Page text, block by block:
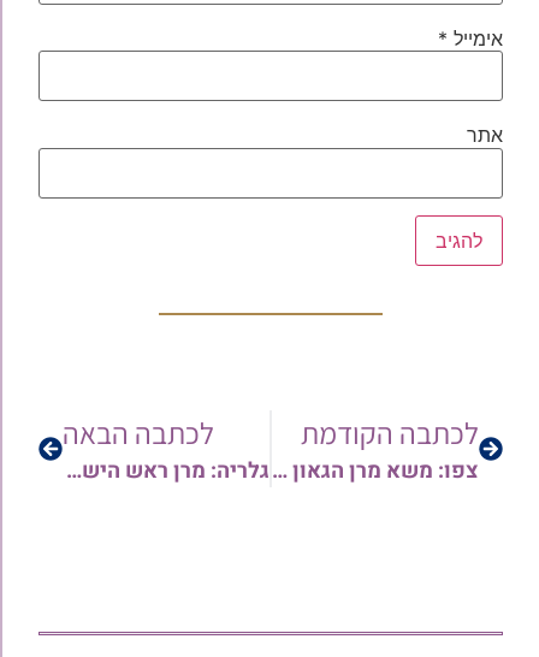
אימייל *
אתר
לכתבה הקודמת
צפו: משא מרן הגאון רבי שלמה קורח זצ"ל בחול המועד פסח – במעמד גדולי ישראל
לכתבה הבאה
גלריה: מרן ראש הישיבה הגאון הצדיק רבי יפת טיירי שליט"א בברכת האילנות עם תלמידיו • צפו